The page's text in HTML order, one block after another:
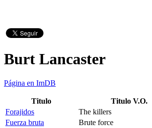
Burt Lancaster
Página en ImDB
Titulo Titulo V.O.
Forajidos
The killers
Fuerza bruta
Brute force